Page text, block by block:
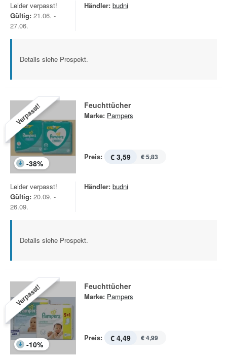
Leider verpasst!
Gültig: 21.06. -
27.06.
Händler: budni
Details siehe Prospekt.
Verpasst!
-38%
Feuchttücher
Marke: Pampers
Preis: € 3,59 € 5,83
Leider verpasst!
Gültig: 20.09. -
26.09.
Händler: budni
Details siehe Prospekt.
Verpasst!
-10%
Feuchttücher
Marke: Pampers
Preis: € 4,49 € 4,99